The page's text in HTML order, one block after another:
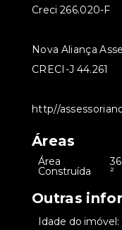
Creci 266.020-F
Nova Aliança
CRECI-J 44.261
http//
Áreas
Área
Construída ²
Outras
Idade do imóvel: